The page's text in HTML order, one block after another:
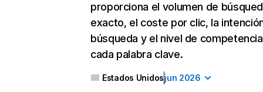
proporciona el volumen de
exacto, el coste por clic, la
búsqueda y el nivel de
cada palabra clave.
Estados Unidosjun 2026